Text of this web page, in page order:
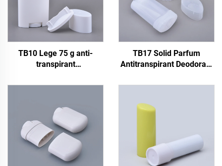
TB10 Lege 75 g anti-
transpirant
vaste parfum deodorant
plastic deodorant fles
TB17 Solid Parfum
Antitranspirant Deodorant
Deodorant Fles met
Verzegeling